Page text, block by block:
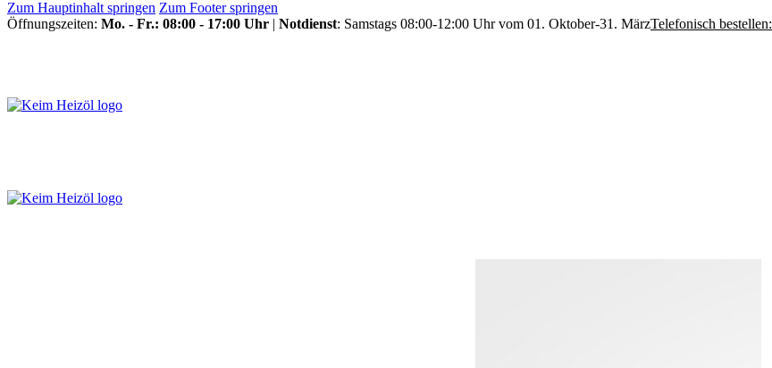
Zum Hauptinhalt springen Zum Footer springen
Öffnungszeiten: Mo. - Fr.: 08:00 - 17:00 Uhr | Notdienst: Samstags 08:00-12:00 Uhr vom 01. Oktober-31. MärzTelefonisch bestellen: